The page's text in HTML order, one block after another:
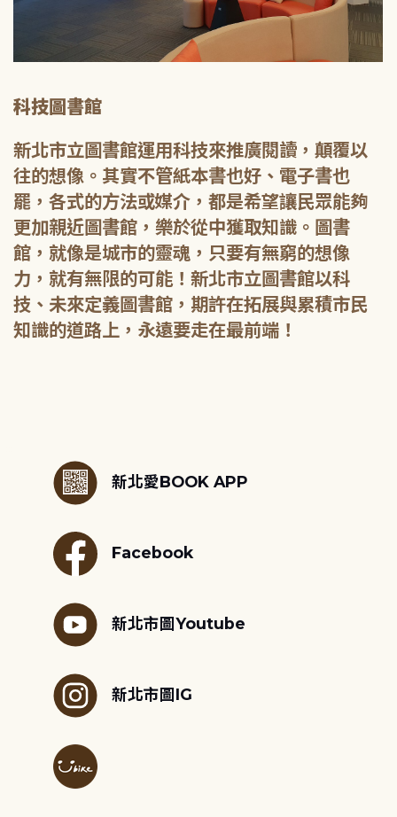
科技圖書館
新北市立圖書館運用科技來推廣閱讀，顛覆以
往的想像。其實不管紙本書也好、電子書也
罷，各式的方法或媒介，都是希望讓民眾能夠
更加親近圖書館，樂於從中獲取知識。圖書
館，就像是城市的靈魂，只要有無窮的想像
力，就有無限的可能！新北市立圖書館以科
技、未來定義圖書館，期許在拓展與累積市民
知識的道路上，永遠要走在最前端！
新北愛BOOK APP
Facebook
新北市圖Youtube
新北市圖IG